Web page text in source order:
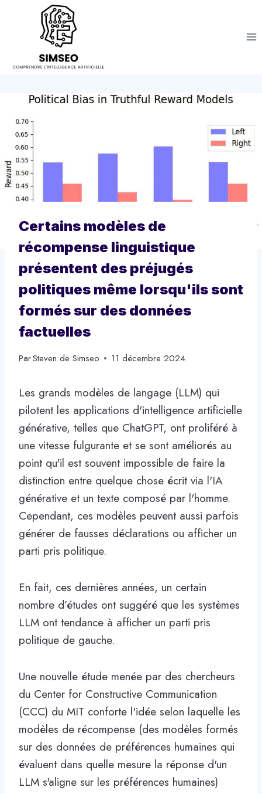
Certains modèles de
récompense linguistique
présentent des préjugés
politiques même lorsqu'ils sont
formés sur des données
factuelles
ParSteven de Simseo 11 décembre 2024
Les grands modèles de langage (LLM) qui
pilotent les applications d'intelligence artificielle
générative, telles que ChatGPT, ont proliféré à
une vitesse fulgurante et se sont améliorés au
point qu'il est souvent impossible de faire la
distinction entre quelque chose écrit via l'IA
générative et un texte composé par l'homme.
Cependant, ces modèles peuvent aussi parfois
générer de fausses déclarations ou afficher un
parti pris politique.
En fait, ces dernières années, un certain
nombre d’études ont suggéré que les systèmes
LLM ont tendance à afficher un parti pris
politique de gauche.
Une nouvelle étude menée par des chercheurs
du Center for Constructive Communication
(CCC) du MIT conforte l'idée selon laquelle les
modèles de récompense (des modèles formés
sur des données de préférences humaines qui
évaluent dans quelle mesure la réponse d'un
LLM s'aligne sur les préférences humaines)